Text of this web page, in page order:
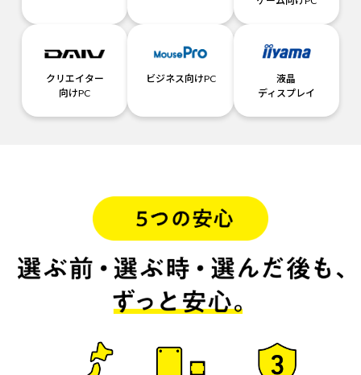
クリエイター
向けPC
ビジネス向けPC
液晶
ディスプレイ